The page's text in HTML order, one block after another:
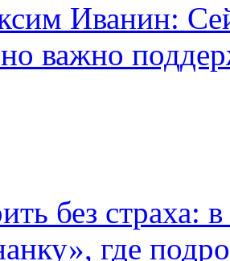
Иванин:
важно
без страха:
где